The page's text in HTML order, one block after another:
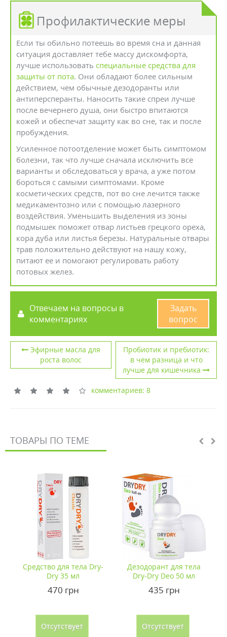
Профилактические меры
Если ты обильно потеешь во время сна и данная
ситуация доставляет тебе массу дискомфорта,
лучше использовать специальные средства для
защиты от пота. Они обладают более сильным
действием, чем обычные дезодоранты или
антиперсперанты. Наносить такие спреи лучше
после вечернего душа, они быстро впитаются
кожей и обеспечат защиту как во сне, так и после
пробуждения.
Усиленное потоотделение может быть симптомом
болезни, так что лучше сначала исключить все
варианты и обследоваться у врача, а уже потом
бороться с самыми симптомами. Кроме
косметических средств, пот во сне лечится также
медикаментозно или с помощью лазерного
воздействия. Уменьшить выделения из зоны
подмышек поможет отвар листьев грецкого ореха,
кора дуба или листья березы. Натуральные отвары
трав положительно действуют на нашу кожу,
питают ее и помогают регулировать работу
потовых желез.
Отвечаем на вопросы в
комментариях
Задать
вопрос
Эфирные масла для
роста волос
Пробиотик и пребиотик:
в чем разница и что
лучше для кишечника
комментариев: 8
ТОВАРЫ ПО ТЕМЕ
Дезодорант для тела
Dry-Dry Deo 50 мл
435 грн
Отсутствует
Дезодорант для тела
Deo Body 50 мл
440 грн
Отсутствует